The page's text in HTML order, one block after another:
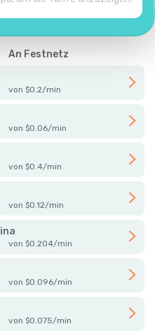
An Festnetz
von $0.2/min
von $0.06/min
von $0.4/min
von $0.12/min
von $0.204/min
von $0.096/min
von $0.075/min